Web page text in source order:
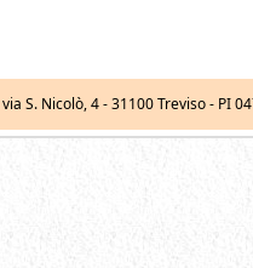
via S. Nicolò, 4-31100 Treviso - PI